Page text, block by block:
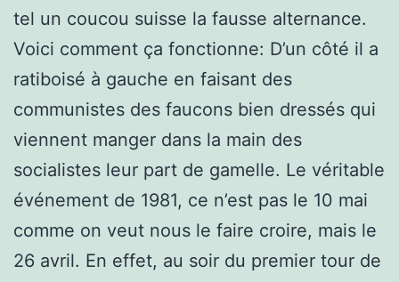
tel un coucou suisse la fausse alternance.
Voici comment ça fonctionne: D’un côté il a
ratiboisé à gauche en faisant des
communistes des faucons bien dressés qui
viennent manger dans la main des
socialistes leur part de gamelle. Le véritable
événement de 1981, ce n’est pas le 10 mai
comme on veut nous le faire croire, mais le
26 avril. En effet, au soir du premier tour de